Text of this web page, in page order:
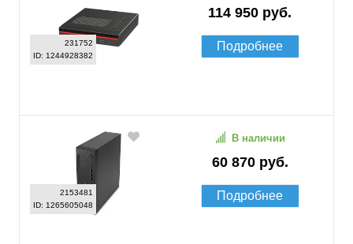
231752
ID: 1244928382
114 950 руб.
Подробнее
2153481
ID: 1265605048
60 870 руб.
В наличии
Подробнее